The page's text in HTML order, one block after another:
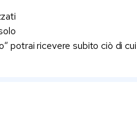
potrai ricevere subito ciò di